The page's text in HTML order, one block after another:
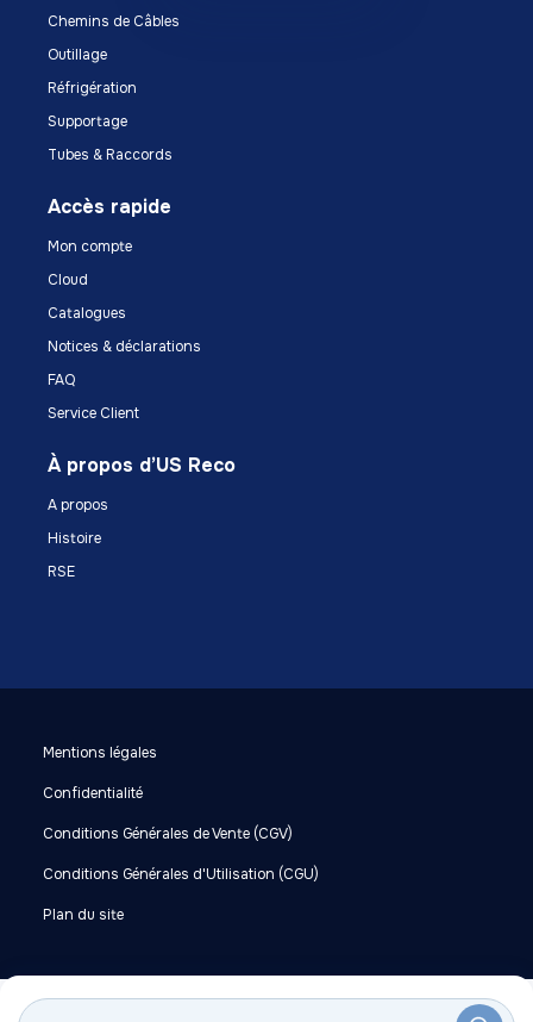
Chemins de Câbles
Outillage
Réfrigération
Supportage
Tubes & Raccords
Accès rapide
Mon compte
Cloud
Catalogues
Notices & déclarations
FAQ
Service Client
À propos d’US Reco
A propos
Histoire
RSE
Mentions légales
Confidentialité
Conditions Générales de Vente (CGV)
Conditions Générales d'Utilisation (CGU)
Plan du site